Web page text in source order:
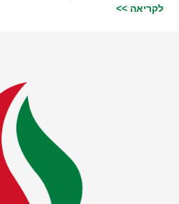
לקריאה >>